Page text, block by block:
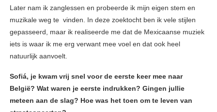
Later nam ik zanglessen en probeerde ik mijn eigen stem en
muzikale weg te vinden. In deze zoektocht ben ik vele stijlen
gepasseerd, maar ik realiseerde me dat de Mexicaanse muziek
iets is waar ik me erg verwant mee voel en dat ook heel
natuurlijk aanvoelt.
Sofiá, je kwam vrij snel voor de eerste keer mee naar
België? Wat waren je eerste indrukken? Gingen jullie
meteen aan de slag? Hoe was het toen om te leven van